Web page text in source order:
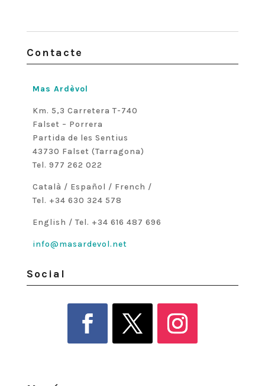
Contacte
Mas Ardèvol
Km. 5,3 Carretera T-740
Falset – Porrera
Partida de les Sentius
43730 Falset (Tarragona)
Tel. 977 262 022
Català / Español / French /
Tel. +34 630 324 578
English / Tel. +34 616 487 696
info@masardevol.net
Social